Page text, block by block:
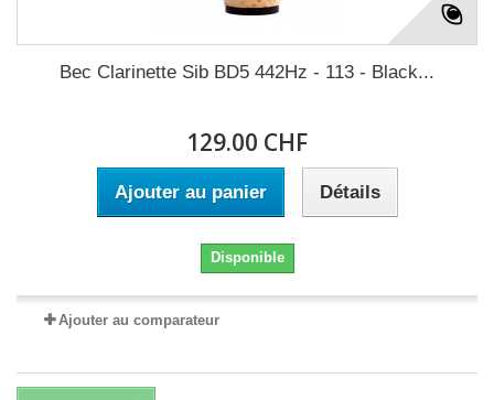
Bec Clarinette Sib BD5 442Hz - 113 - Black...
129.00 CHF
Ajouter au panier Détails
Disponible
Ajouter au comparateur